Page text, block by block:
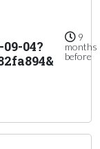
04?
9
months
before